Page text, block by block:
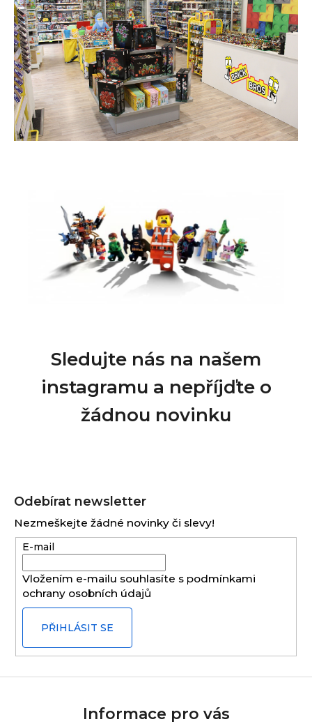
Sledujte nás na našem
instagramu a nepříjďte o
žádnou novinku
Odebírat newsletter
Nezmeškejte žádné novinky či slevy!
E-mail
Vložením e-mailu souhlasíte s podmínkami
ochrany osobních údajů
PŘIHLÁSIT SE
Informace pro vás